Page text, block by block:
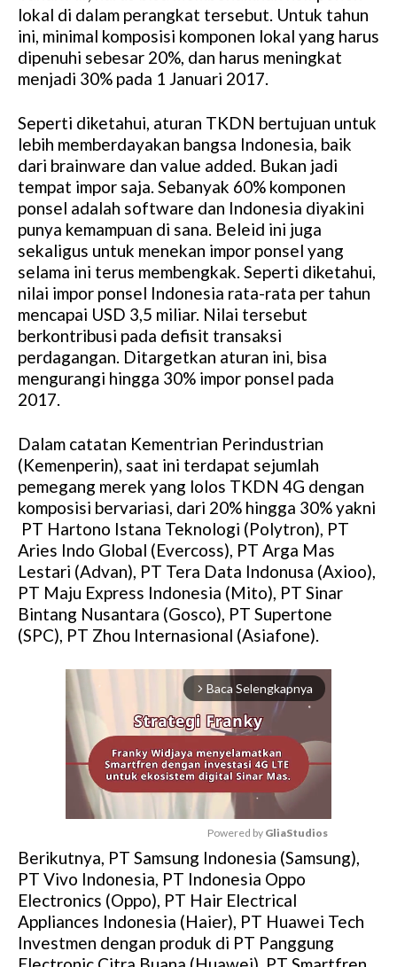
lokal di dalam perangkat tersebut. Untuk tahun
ini, minimal komposisi komponen lokal yang harus
dipenuhi sebesar 20%, dan harus meningkat
menjadi 30% pada 1 Januari 2017.
Seperti diketahui, aturan TKDN bertujuan untuk
lebih memberdayakan bangsa Indonesia, baik
dari brainware dan value added. Bukan jadi
tempat impor saja. Sebanyak 60% komponen
ponsel adalah software dan Indonesia diyakini
punya kemampuan di sana. Beleid ini juga
sekaligus untuk menekan impor ponsel yang
selama ini terus membengkak. Seperti diketahui,
nilai impor ponsel Indonesia rata-rata per tahun
mencapai USD 3,5 miliar. Nilai tersebut
berkontribusi pada defisit transaksi
perdagangan. Ditargetkan aturan ini, bisa
mengurangi hingga 30% impor ponsel pada
2017.
Dalam catatan Kementrian Perindustrian
(Kemenperin), saat ini terdapat sejumlah
pemegang merek yang lolos TKDN 4G dengan
komposisi bervariasi, dari 20% hingga 30% yakni
PT Hartono Istana Teknologi (Polytron), PT
Aries Indo Global (Evercoss), PT Arga Mas
Lestari (Advan), PT Tera Data Indonusa (Axioo),
PT Maju Express Indonesia (Mito), PT Sinar
Bintang Nusantara (Gosco), PT Supertone
(SPC), PT Zhou Internasional (Asiafone).
arrow_forward_ios Baca Selengkapnya
M
u
t
e
Powered by GliaStudios
Berikutnya, PT Samsung Indonesia (Samsung),
PT Vivo Indonesia, PT Indonesia Oppo
Electronics (Oppo), PT Hair Electrical
Appliances Indonesia (Haier), PT Huawei Tech
Investmen dengan produk di PT Panggung